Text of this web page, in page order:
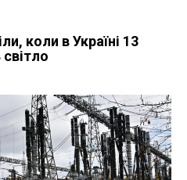
коли в Україні 13